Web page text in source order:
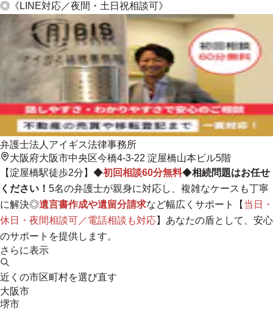
◎《LINE対応／夜間・土日祝相談可》
弁護士法人アイギス法律事務所
大阪府大阪市中央区今橋4-3-22 淀屋橋山本ビル5階
【淀屋橋駅徒歩2分】◆初回相談60分無料◆相続問題はお任せ
ください！ 5名の弁護士が親身に対応し、複雑なケースも丁寧
に解決◎遺言書作成や遺留分請求など幅広くサポート【 当日・
休日・夜間相談可／電話相談も対応】あなたの盾として、安心
のサポートを提供します。
さらに表示
近くの市区町村を選び直す
大阪市
堺市